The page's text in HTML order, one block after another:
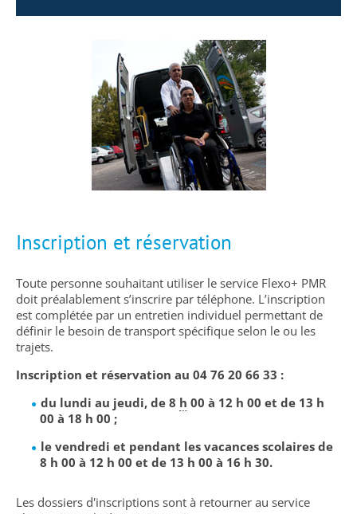
Inscription et réservation
Toute personne souhaitant utiliser le service Flexo+ PMR
doit préalablement s’inscrire par téléphone. L’inscription
est complétée par un entretien individuel permettant de
définir le besoin de transport spécifique selon le ou les
trajets.
Inscription et réservation au 04 76 20 66 33 :
du lundi au jeudi, de 8 h 00 à 12 h 00 et de 13 h
00 à 18 h 00 ;
le vendredi et pendant les vacances scolaires de
8 h 00 à 12 h 00 et de 13 h 00 à 16 h 30.
Les dossiers d'inscriptions sont à retourner au service